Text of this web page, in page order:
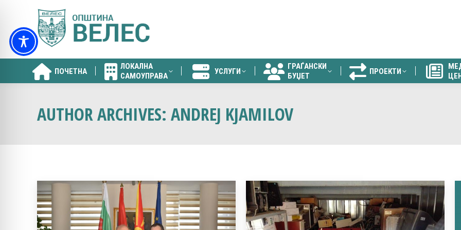
ПОЧЕТНА
ЛОКАЛНА
САМОУПРАВА
УСЛУГИ
ГРАЃАНСКИ
БУЏЕТ
ПРОЕКТИ
AUTHOR ARCHIVES: ANDREJ KJAMILOV
ПОЧЕТНА